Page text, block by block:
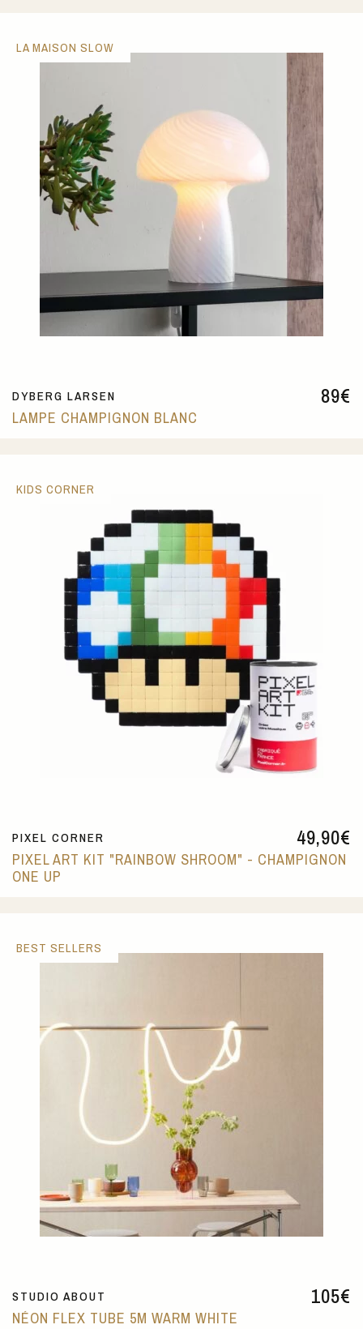
89€
DYBERG LARSEN
LAMPE CHAMPIGNON BLANC
LA MAISON SLOW
49,90€
PIXEL CORNER
PIXEL ART KIT "RAINBOW SHROOM" - CHAMPIGNON
ONE UP
KIDS CORNER
105€
STUDIO ABOUT
NÉON FLEX TUBE 5M WARM WHITE
BEST SELLERS